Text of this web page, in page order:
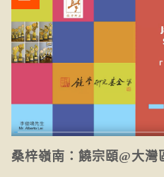
桑梓嶺南：饒宗頤@大灣